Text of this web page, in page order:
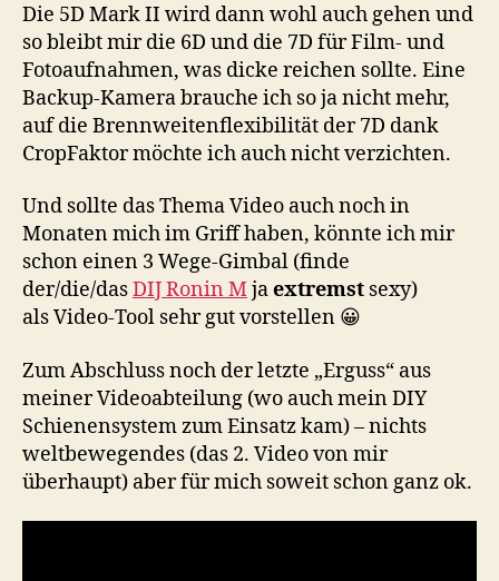
Die 5D Mark II wird dann wohl auch gehen und
so bleibt mir die 6D und die 7D für Film- und
Fotoaufnahmen, was dicke reichen sollte. Eine
Backup-Kamera brauche ich so ja nicht mehr,
auf die Brennweitenflexibilität der 7D dank
CropFaktor möchte ich auch nicht verzichten.
Und sollte das Thema Video auch noch in
Monaten mich im Griff haben, könnte ich mir
schon einen 3 Wege-Gimbal (finde
der/die/dasDIJ Ronin Mjaextremst sexy)
als Video-Tool sehr gut vorstellen 😀
Zum Abschluss noch der letzte „Erguss“ aus
meiner Videoabteilung (wo auch mein DIY
Schienensystem zum Einsatz kam) – nichts
weltbewegendes (das 2. Video von mir
überhaupt) aber für mich soweit schon ganz ok.